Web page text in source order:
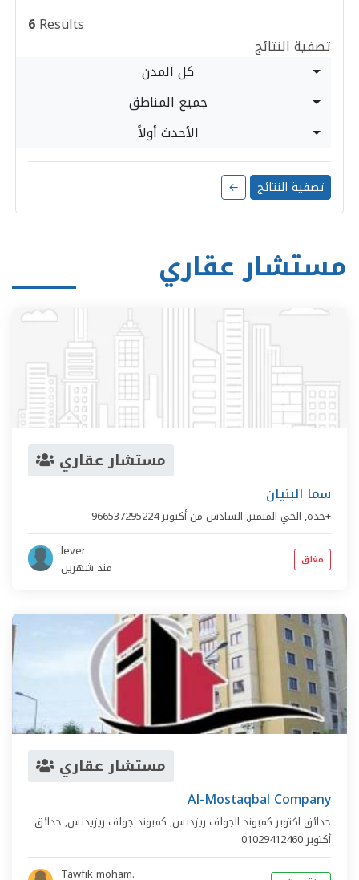
6Results
تصفية النتائج
كل المدن
جميع المناطق
الأحدث أولاً
← تصفية النتائج
مستشار عقاري
مستشار عقاري
سما البنيان
جدة, الحي المتميز, السادس من أكتوبر
966537295224+
lever
منذ شهرين
مغلق
مستشار عقاري
Al-Mostaqbal Company
حدائق اكتوبر كمبوند الجولف ريزدنس, كمبوند جولف ريزيدنس, حدائق
أكتوبر01029412460
Tawfik moham.